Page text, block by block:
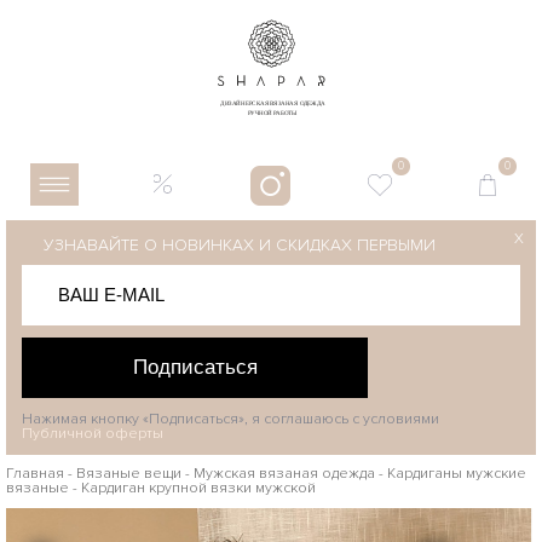
0 0
УЗНАВАЙТЕ О НОВИНКАХ И СКИДКАХ ПЕРВЫМИ
Подписаться
X
Нажимая кнопку «Подписаться», я соглашаюсь с условиями
Публичной оферты
Главная - Вязаные вещи - Мужская вязаная одежда - Кардиганы мужские
вязаные - Кардиган крупной вязки мужской